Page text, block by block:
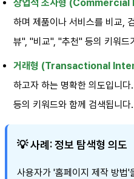
상업적 조사형
하며 제품이나 서비스를 비교,
뷰", "비교", "추천" 등의 키워드
거래형 (Transactional
하고자 하는 명확한 의도입니
등의 키워드와 함께 검색됩니다.
💡 사례: 정보 탐색형 의도
사용자가 '홈페이지 제작 방법'